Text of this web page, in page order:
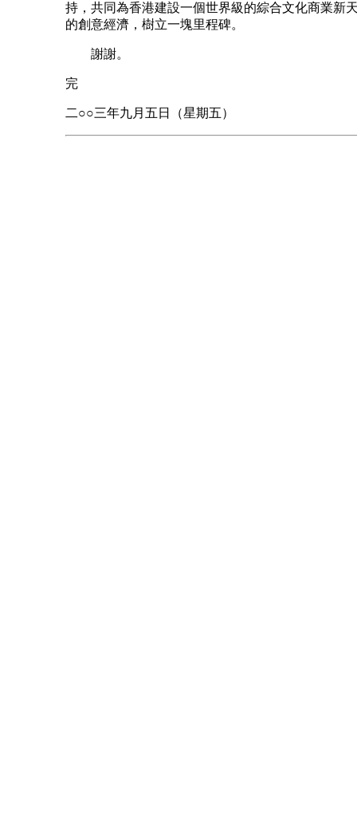
持，共同為香港建設一個世界級的綜合文化商業新
的創意經濟，樹立一塊里程碑。
謝謝。
完
二○○三年九月五日（星期五）